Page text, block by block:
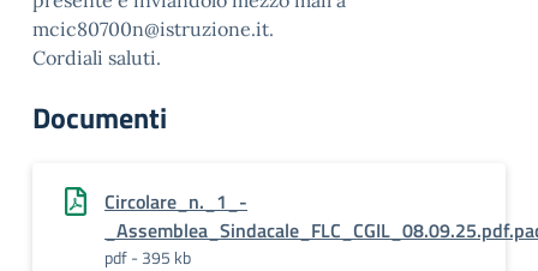
mcic80700n@istruzione.it.
Cordiali saluti.
Documenti
Circolare_n._1_-
pdf - 395 kb